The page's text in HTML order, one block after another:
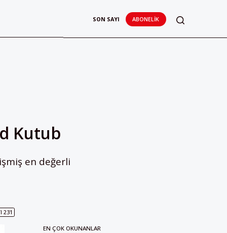
SON SAYI ABONELIK
Kutub
en değerli
231
EN ÇOK OKUNANLAR